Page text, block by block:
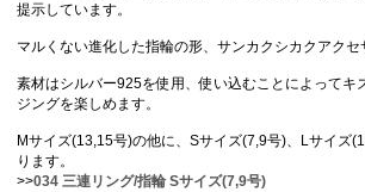
提示しています。
マルくない進化した指輪の形、サンカクシカクアクセ
素材はシルバー925を使用、使い込むことによってキ
ジングを楽しめます。
Mサイズ(13,15号)の他に、Sサイズ(7,9号)、Lサイズ
ります。
>>034 三連リング/指輪 Sサイズ(7,9号)